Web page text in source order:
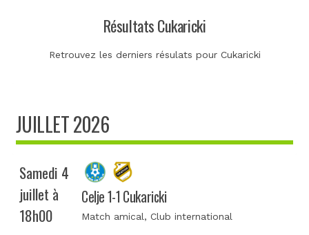
Résultats Cukaricki
Retrouvez les derniers résulats pour Cukaricki
JUILLET 2026
Samedi 4
juillet à
18h00
Celje 1-1 Cukaricki
Match amical, Club international